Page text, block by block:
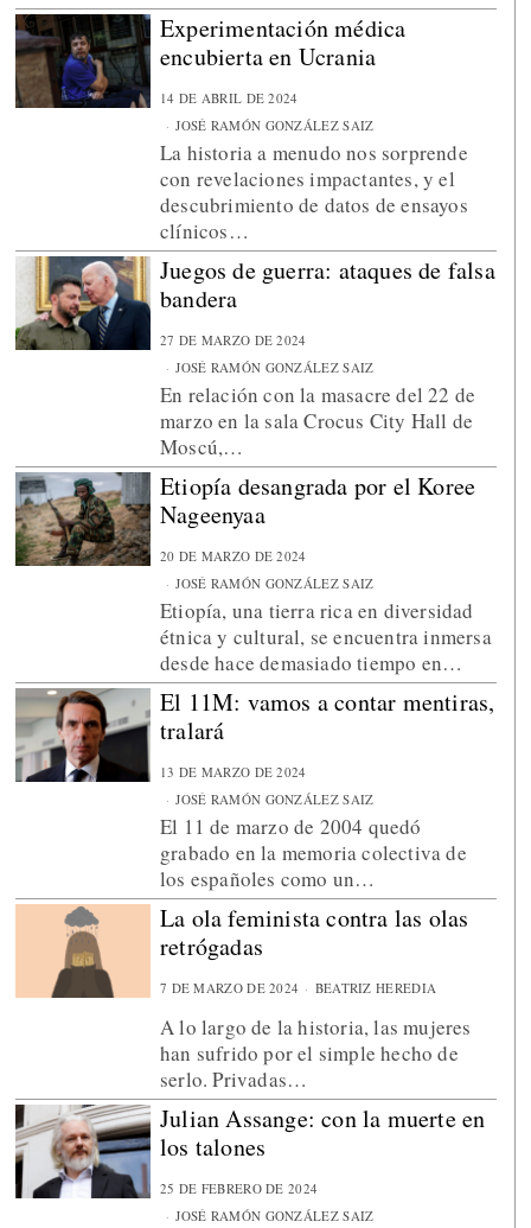
Experimentación médica
encubierta en Ucrania
14 DE ABRIL DE 2024
JOSÉ RAMÓN GONZÁLEZ SAIZ
La historia a menudo nos sorprende
con revelaciones impactantes, y el
descubrimiento de datos de ensayos
clínicos…
Juegos de guerra: ataques de falsa
bandera
27 DE MARZO DE 2024
JOSÉ RAMÓN GONZÁLEZ SAIZ
En relación con la masacre del 22 de
marzo en la sala Crocus City Hall de
Moscú,…
Etiopía desangrada por el Koree
Nageenyaa
20 DE MARZO DE 2024
JOSÉ RAMÓN GONZÁLEZ SAIZ
Etiopía, una tierra rica en diversidad
étnica y cultural, se encuentra inmersa
desde hace demasiado tiempo en…
El 11M: vamos a contar mentiras,
tralará
13 DE MARZO DE 2024
JOSÉ RAMÓN GONZÁLEZ SAIZ
El 11 de marzo de 2004 quedó
grabado en la memoria colectiva de
los españoles como un…
La ola feminista contra las olas
retrógadas
7 DE MARZO DE 2024 BEATRIZ HEREDIA
A lo largo de la historia, las mujeres
han sufrido por el simple hecho de
serlo. Privadas…
Julian Assange: con la muerte en
los talones
25 DE FEBRERO DE 2024
JOSÉ RAMÓN GONZÁLEZ SAIZ